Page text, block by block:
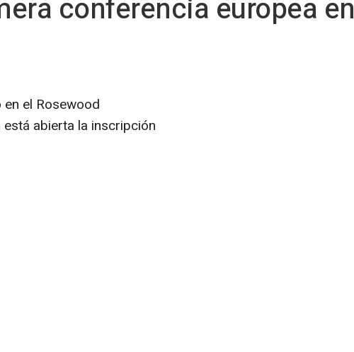
conferencia europea en
el Rosewood
abierta la inscripción